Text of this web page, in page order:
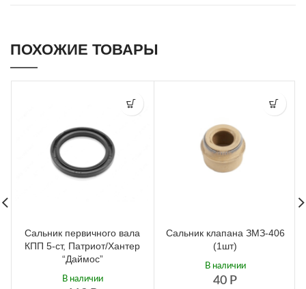
ПОХОЖИЕ ТОВАРЫ
Сальник первичного вала
КПП 5-ст, Патриот/Хантер
“Даймос”
В наличии
Сальник клапана ЗМЗ-406
(1шт)
40 Р
В наличии